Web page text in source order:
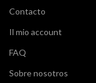
Contacto
Il mio account
FAQ
Sobre nosotros